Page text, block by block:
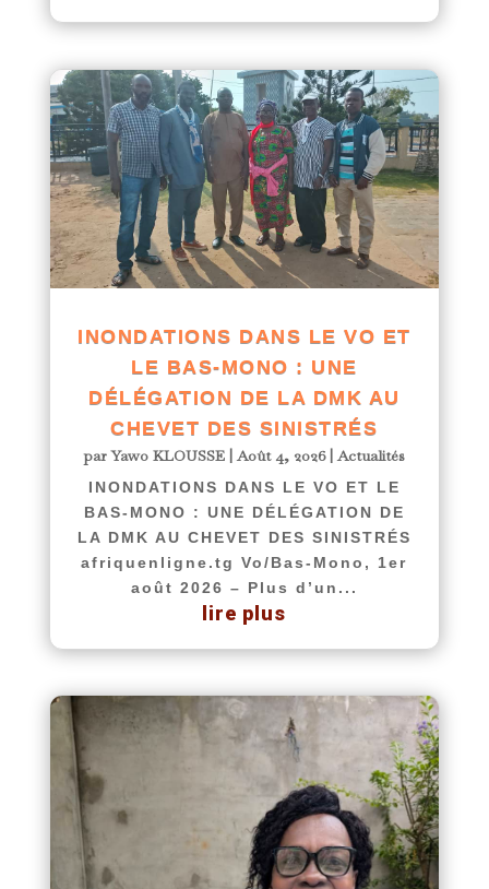
INONDATIONS DANS LE VO ET
LE BAS-MONO : UNE
DÉLÉGATION DE LA DMK AU
CHEVET DES SINISTRÉS
parYawo KLOUSSE |Août 4, 2026|Actualités
INONDATIONS DANS LE VO ET LE
BAS-MONO : UNE DÉLÉGATION DE
LA DMK AU CHEVET DES SINISTRÉS
afriquenligne.tg Vo/Bas-Mono, 1er
août 2026 – Plus d’un...
lire plus